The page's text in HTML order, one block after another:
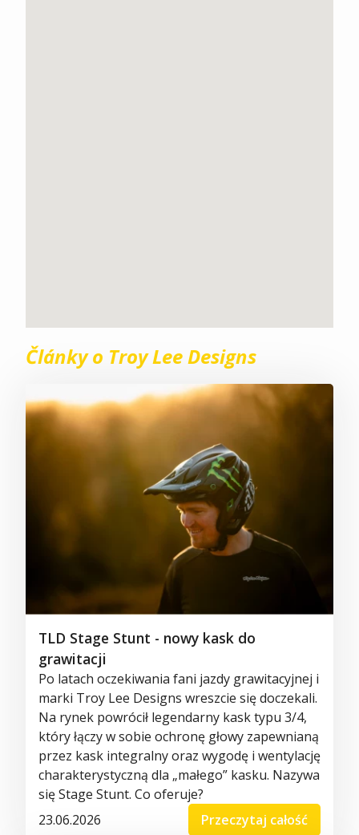
Články o Troy Lee Designs
TLD Stage Stunt - nowy kask do
grawitacji
Po latach oczekiwania fani jazdy grawitacyjnej i
marki Troy Lee Designs wreszcie się doczekali.
Na rynek powrócił legendarny kask typu 3/4,
który łączy w sobie ochronę głowy zapewnianą
przez kask integralny oraz wygodę i wentylację
charakterystyczną dla „małego” kasku. Nazywa
się Stage Stunt. Co oferuje?
23.06.2026
Przeczytaj całość